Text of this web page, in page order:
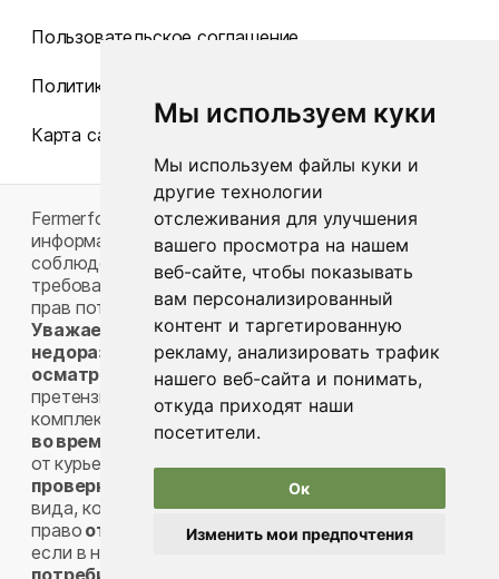
Мы используем куки
Мы используем файлы куки и
другие технологии
отслеживания для улучшения
вашего просмотра на нашем
веб-сайте, чтобы показывать
вам персонализированный
контент и таргетированную
рекламу, анализировать трафик
нашего веб-сайта и понимать,
откуда приходят наши
посетители.
Ок
Изменить мои предпочтения
Пользовательское соглашение
Политика конфиденциальности
Карта сайта
Fermerfood.by, как собственник (владелец)
информационного ресурса, принимает меры по
соблюдению продавцами (фермерами)
требований законодательства в области защиты
прав потребителейЗащита прав потребителей
Уважаемые Клиенты, во избежание
недоразумений просим вас внимательно
осматривать товар при его получении, так как
претензии к внешнему виду товара и его
комплектности вы можете предъявлять
во время осмотра товара
от курьера. Вы вправепотребовать от курьера
проверку
доставленного вам товара (внешнего
вида, комплектности). Вы также имеете
право отказаться от доставленного товара
если в нем обнаружены недостатки.
потребителя при обнаружении недостатка